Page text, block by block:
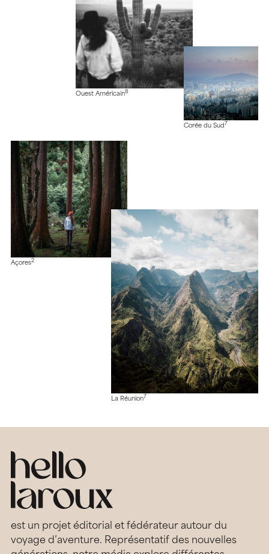
Ouest Américain8
Corée du Sud 7
Açores2
La Réunion7
est un projet éditorial et fédérateur autour du
voyage d’aventure. Représentatif des nouvelles